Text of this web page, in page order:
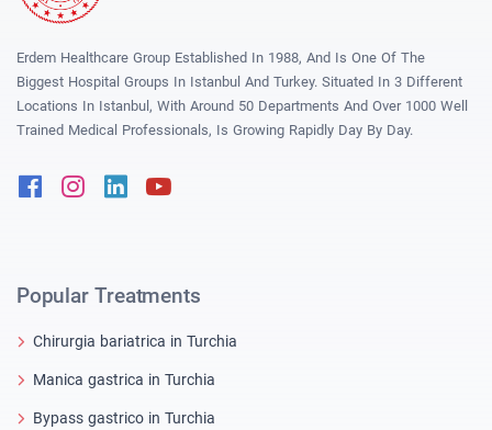
Erdem Healthcare Group Established In 1988, And Is One Of The
Biggest Hospital Groups In Istanbul And Turkey. Situated In 3 Different
Locations In Istanbul, With Around 50 Departments And Over 1000 Well
Trained Medical Professionals, Is Growing Rapidly Day By Day.
FacebookInstagram
Linkedin
Popular Treatments
Chirurgia bariatrica in Turchia
Manica gastrica in Turchia
Bypass gastrico in Turchia